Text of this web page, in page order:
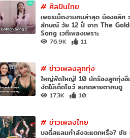
# ศิลปินไทย
เพชรเม็ดงามคนล่าสุด น้องอลิศ
ลักษณ์ วัย 12 ปี จาก The
Song เวทีเพลงเพราะ
76.9K 11
# ข่าวเพลงลูกทุ่ง
ใหญ่ฟัดใหญ่! 10 นักร้องลูกทุ่งอึ๋
งัดไม้เด็ดโชว์ สะกดสายตาคนดู
17.3K 10
# ข่าวเพลงไทย
บอดี้สแลมกำลังจะแตกหรือ? ชัช